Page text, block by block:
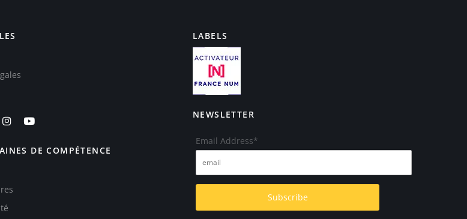
DE COMPÉTENCE
LABELS
NEWSLETTER
Email Address*